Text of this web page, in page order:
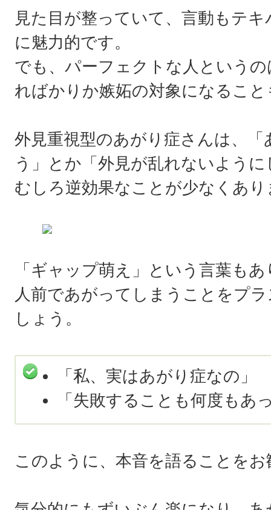
見た目が整っていて、言動もテ
に魅力的です。
でも、パーフェクトな人という
ればかりか嫉妬の対象になるこ
外見重視型のあがり症さんは、
う」とか「外見が乱れないよう
むしろ逆効果なことが少なくあ
「ギャップ萌え」という言葉も
人前であがってしまうことをプ
しょう。
「私、実はあがり症なの」
「失敗することも何度もあ
このように、本音を語ることを